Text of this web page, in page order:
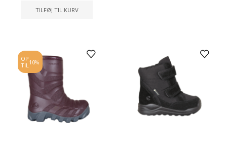
TILFØJ TIL KURV
OP
TIL10%